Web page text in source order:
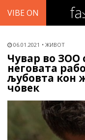
VIBE ON
06.01.2021 ЖИВОТ
Чувар во ЗОО
неговата
љубовта кон
човек